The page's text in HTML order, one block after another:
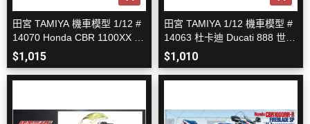
田宮 TAMIYA 機車模型 1/12 #
14070 Honda CBR 1100XX S
UPER BLACKBIRD
$1,015
田宮 TAMIYA 1/12 機車模型 #
14063 杜卡迪 Ducati 888 世界
超級摩托車錦標賽
$1,010